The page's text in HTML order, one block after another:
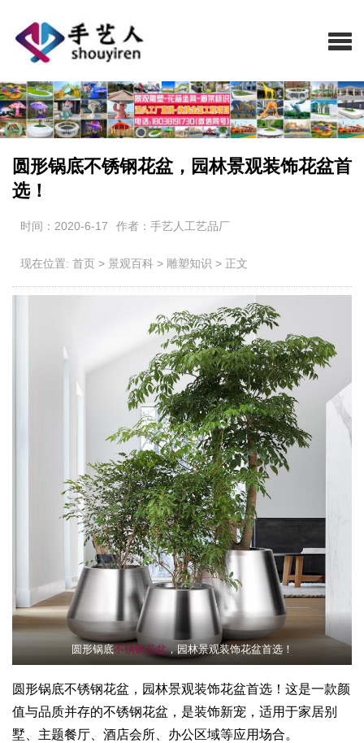
圆形锅底不锈钢花盆，园林景观装饰花盆首
选！
时间：2020-6-17 作者：手艺人工艺品厂
现在位置: 首页 > 景观百科 > 雕塑知识 > 正文
圆形锅底不锈钢花盆，园林景观装饰花盆首选！
圆形锅底不锈钢花盆，园林景观装饰花盆首选！这是一款颜
值与品质并存的不锈钢花盆，是装饰新宠，适用于家居别
墅、主题餐厅、酒店会所、办公区域等应用场合。